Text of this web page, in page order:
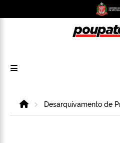
HomeDesarquivamento de